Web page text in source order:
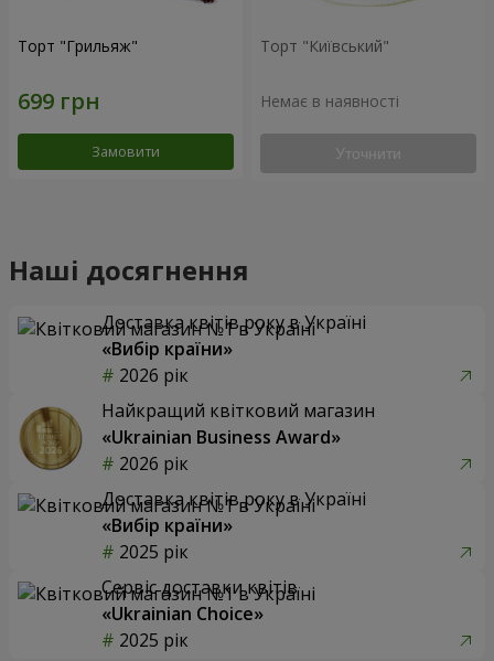
Торт "Грильяж"
Замовити
Торт "Київський"
Немає в наявності
Уточнити
Наші досягнення
Доставка квітів року в Україні
«Вибір країни»
2026 рік
Найкращий квітковий магазин
«Ukrainian Business Award»
2026 рік
Доставка квітів року в Україні
«Вибір країни»
2025 рік
Сервіс доставки квітів
«Ukrainian Choice»
2025 рік